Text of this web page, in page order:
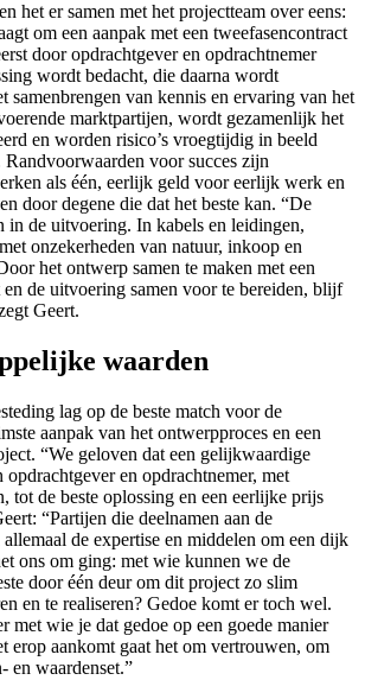
het er samen met het projectteam over eens:
om een aanpak met een tweefasencontract
door opdrachtgever en opdrachtnemer
wordt bedacht, die daarna wordt
samenbrengen van kennis en ervaring van het
marktpartijen, wordt gezamenlijk het
en worden risico’s vroegtijdig in beeld
Randvoorwaarden voor succes zijn
als één, eerlijk geld voor eerlijk werk en
door degene die dat het beste kan. “De
in de uitvoering. In kabels en leidingen,
onzekerheden van natuur, inkoop en
het ontwerp samen te maken met een
de uitvoering samen voor te bereiden, blijf
Geert.
waarden
lag op de beste match voor de
aanpak van het ontwerpproces en een
“We geloven dat een gelijkwaardige
opdrachtgever en opdrachtnemer, met
tot de beste oplossing en een eerlijke prijs
“Partijen die deelnamen aan de
allemaal de expertise en middelen om een dijk
ons om ging: met wie kunnen we de
door één deur om dit project zo slim
en te realiseren? Gedoe komt er toch wel.
met wie je dat gedoe op een goede manier
erop aankomt gaat het om vertrouwen, om
en waardenset.”